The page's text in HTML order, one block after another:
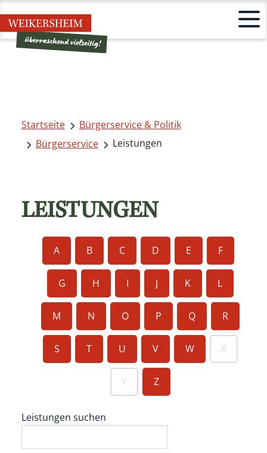
Startseite
Bürgerservice & Politik
Bürgerservice
Leistungen
LEISTUNGEN
A B C D E F
G H I J K L
M N O P Q R
S T U V W X
Y Z
Leistungen suchen